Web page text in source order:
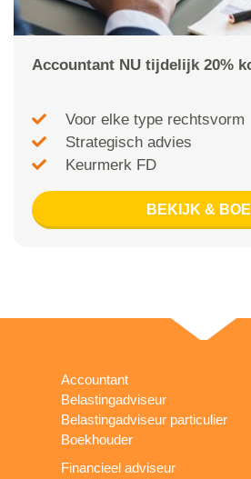
Accountant NU tijdelijk 20%
Voor elke type rechtsvorm
Strategisch advies
Keurmerk FD
BEKIJK &
Accountant
Belastingadviseur
Belastingadviseur particulier
Boekhouder
Financieel adviseur